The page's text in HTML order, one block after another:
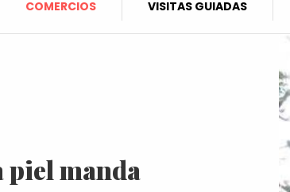
COMERCIOS VISITAS GUIADAS
piel manda